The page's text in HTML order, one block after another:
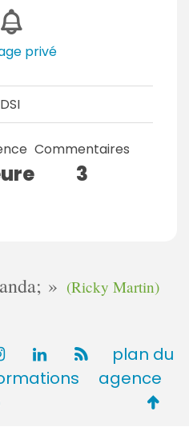
privé
DSI
Commentaires
3
(Ricky Martin)
plan du
agence